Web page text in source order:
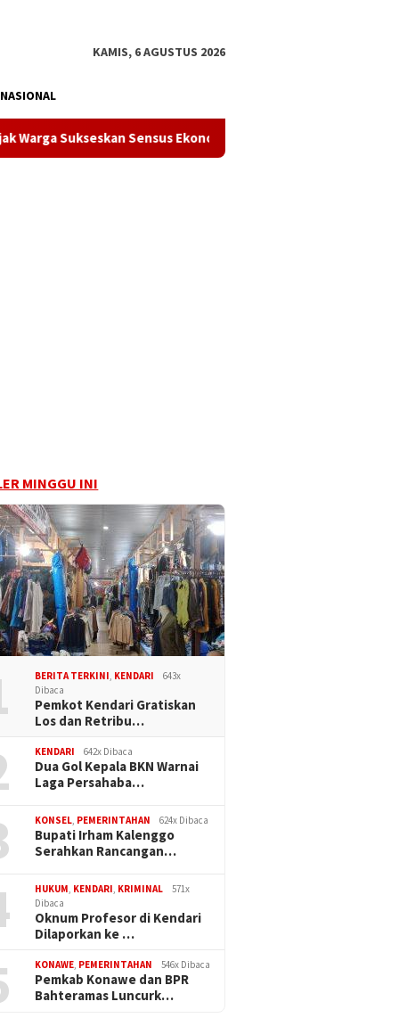
KAMIS, 6 AGUSTUS 2026
NASIONAL
Sensus Ekonomi 2026, Data Akurat Jadi Kunci Kebijakan
MINGGU INI
BERITA TERKINI KENDARI
643x
Dibaca
Pemkot Kendari Gratiskan
Los dan Retribu…
KENDARI 642x Dibaca
Dua Gol Kepala BKN Warnai
Laga Persahaba…
KONSEL PEMERINTAHAN 624x Dibaca
Bupati Irham Kalenggo
Serahkan Rancangan…
HUKUM KENDARI KRIMINAL
571x
Dibaca
Oknum Profesor di Kendari
Dilaporkan ke …
KONAWE PEMERINTAHAN 546x Dibaca
Pemkab Konawe dan BPR
Bahteramas Luncurk…